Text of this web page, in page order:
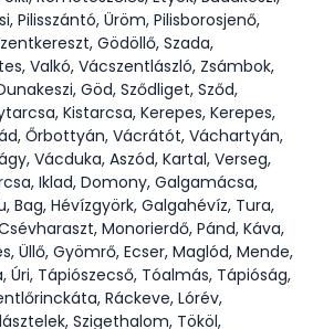
Pilisszántó, Üröm, Pilisborosjenő,
Gödöllő, Szada,
Valkó, Vácszentlászló, Zsámbok,
Göd, Sződliget, Sződ,
Kistarcsa, Kerepes, Kerepes,
Őrbottyán, Vácrátót, Váchartyán,
Vácduka, Aszód, Kartal, Verseg,
Iklad, Domony, Galgamácsa,
Bag, Hévízgyörk, Galgahévíz, Tura,
Monorierdő, Pánd, Káva,
Üllő, Gyömrő, Ecser, Maglód, Mende,
Úri, Tápiószecső, Tóalmás, Tápióság,
Ráckeve, Lórév,
Szigethalom, Tököl,